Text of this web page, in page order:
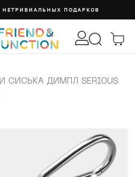
НЕТРИВИАЛЬНЫХ ПОДАРКОВ
СИСЬКА ДИМПЛ SERIOUS